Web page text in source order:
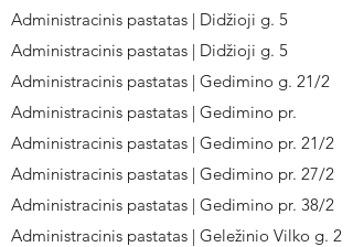
Administracinis pastatas | Didžioji g. 5
Administracinis pastatas | Didžioji g. 5
Administracinis pastatas | Gedimino g. 21/2
Administracinis pastatas | Gedimino pr.
Administracinis pastatas | Gedimino pr. 21/2
Administracinis pastatas | Gedimino pr. 27/2
Administracinis pastatas | Gedimino pr. 38/2
Administracinis pastatas | Geležinio Vilko g. 2